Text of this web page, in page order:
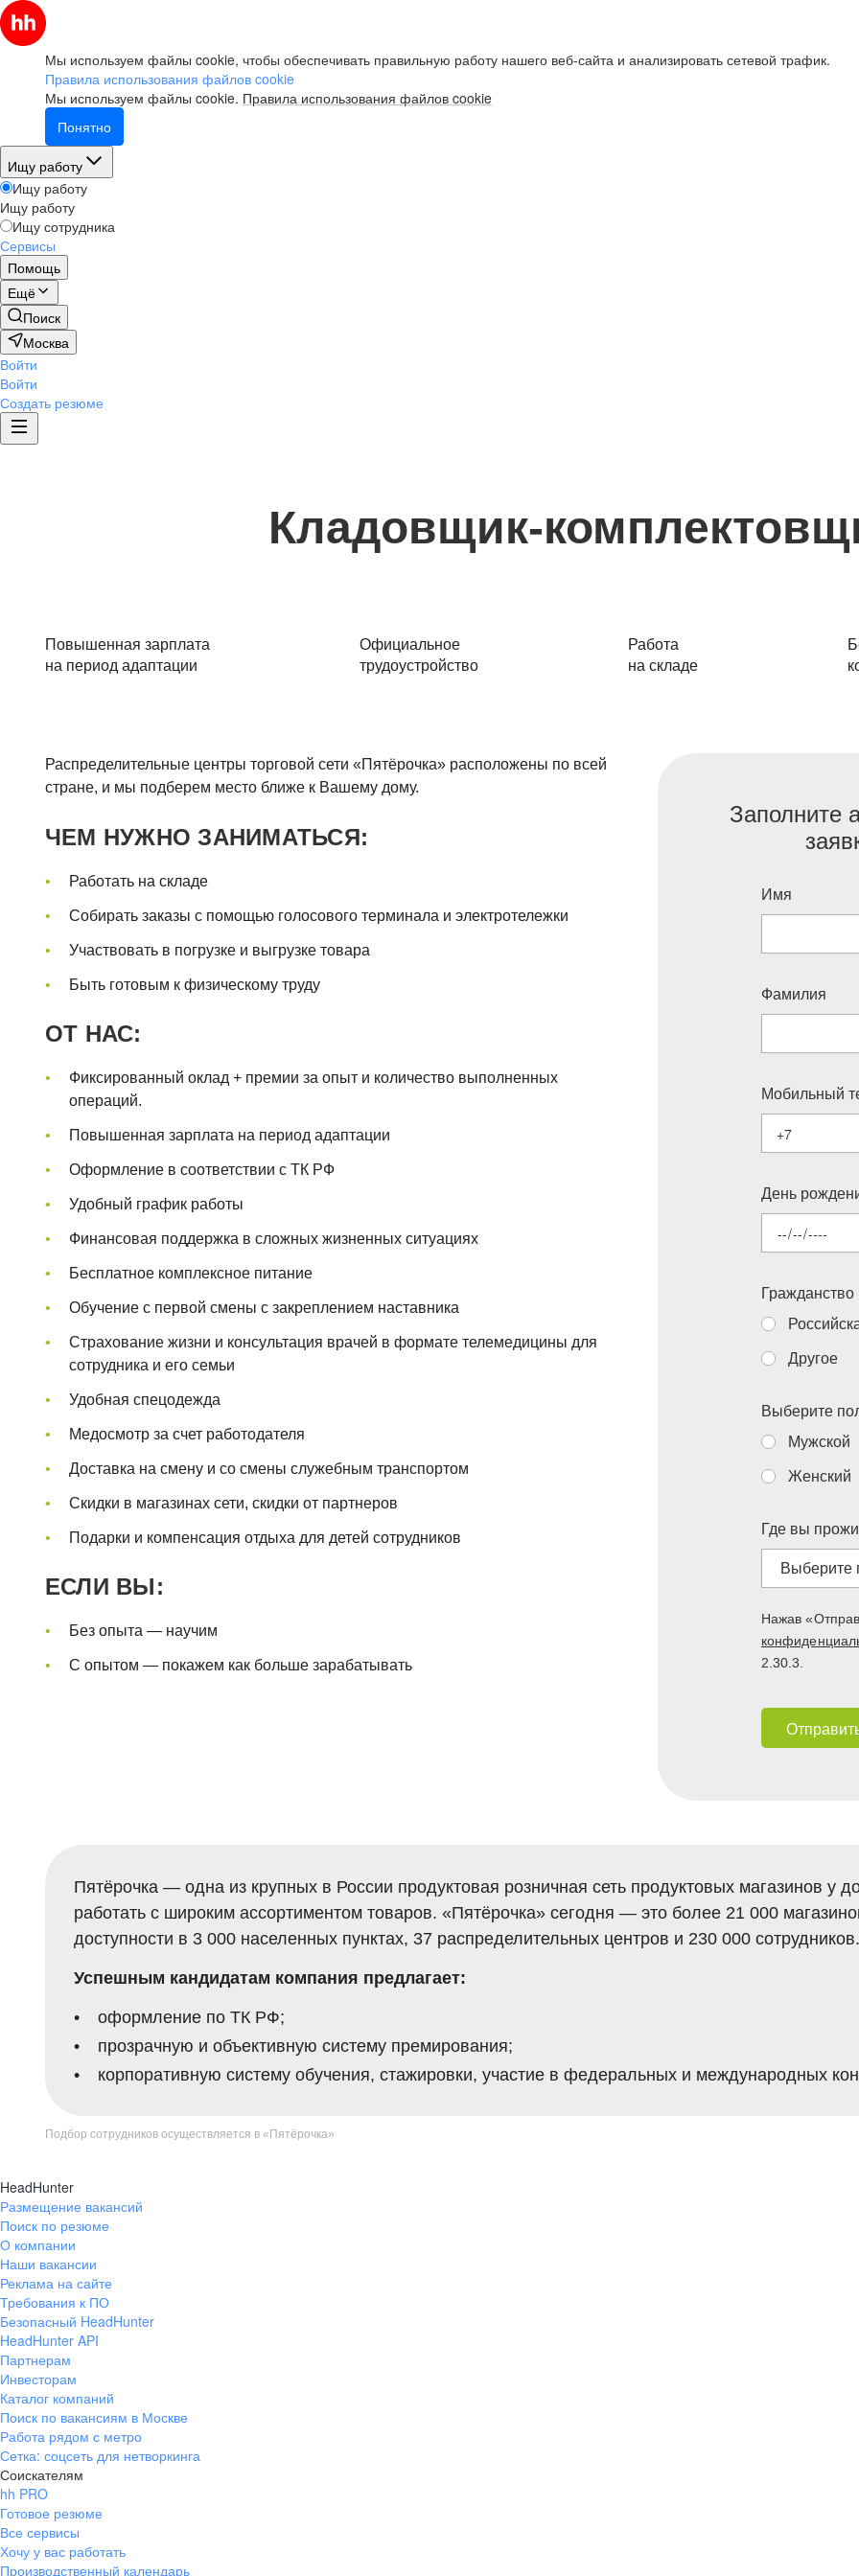
Мы используем файлы cookie, чтобы обеспечивать правильную работу нашего веб-сайта и анализировать сетевой трафик.
Правила использования файлов cookie
Мы используем файлы cookie. Правила использования файлов cookie
Понятно
Ищу работу
Ищу работу
Ищу работу
Ищу сотрудника
Сервисы
Помощь
Ещё
Поиск
Москва
Войти
Войти
Создать резюме
Кладовщик-
Повышенная зарплата
на период адаптации
Официальное
трудоустройство
Работа
на складе
Распределительные центры торговой сети «Пятёрочка» расположены по всей
стране, и мы подберем место ближе к Вашему дому.
ЧЕМ НУЖНО ЗАНИМАТЬСЯ:
Работать на складе
Собирать заказы с помощью голосового терминала и электротележки
Участвовать в погрузке и выгрузке товара
Быть готовым к физическому труду
ОТ НАС:
Фиксированный оклад + премии за опыт и количество выполненных
операций.
Повышенная зарплата на период адаптации
Оформление в соответствии с ТК РФ
Удобный график работы
Финансовая поддержка в сложных жизненных ситуациях
Бесплатное комплексное питание
Обучение с первой смены с закреплением наставника
Страхование жизни и консультация врачей в формате телемедицины для
сотрудника и его семьи
Удобная спецодежда
Медосмотр за счет работодателя
Доставка на смену и со смены служебным транспортом
Скидки в магазинах сети, скидки от партнеров
Подарки и компенсация отдыха для детей сотрудников
ЕСЛИ ВЫ:
Без опыта — научим
С опытом — покажем как больше зарабатывать
Заполните
Имя
Фамилия
Мобильный
День
Гражданство
Другое
Выберите
Мужской
Женский
Где вы
Выберите
Адыгейск
Азов
Аксай
Алексеевка
Алексеевка
Аша
Багаевская
Балабаново
Балашиха
Белогорск
Нажав
2.30.3.
Пятёрочка — одна из крупных в России продуктовая розничная сеть продуктовых магазинов у
работать с широким ассортиментом товаров. «Пятёрочка» сегодня — это более 21 000
доступности в 3 000 населенных пунктах, 37 распределительных центров и 230 000 сотрудников.
Успешным кандидатам компания предлагает:
оформление по ТК РФ;
прозрачную и объективную систему премирования;
корпоративную систему обучения, стажировки, участие в федеральных и международных
Подбор сотрудников осуществляется в «Пятёрочка»
HeadHunter
Размещение вакансий
Поиск по резюме
О компании
Наши вакансии
Реклама на сайте
Требования к ПО
Безопасный HeadHunter
HeadHunter API
Партнерам
Инвесторам
Каталог компаний
Поиск по вакансиям в Москве
Работа рядом с метро
Сетка: соцсеть для нетворкинга
Соискателям
hh PRO
Готовое резюме
Все сервисы
Хочу у вас работать
Производственный календарь